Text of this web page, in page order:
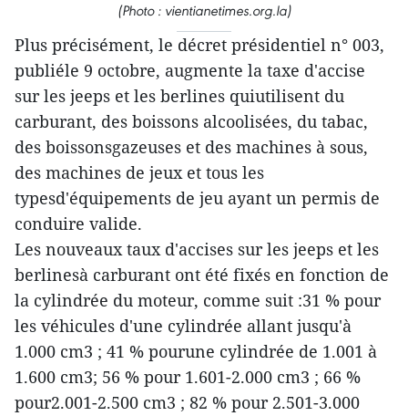
(Photo : vientianetimes.org.la)
Plus précisément, le décret présidentiel n° 003,
publiéle 9 octobre, augmente la taxe d'accise
sur les jeeps et les berlines quiutilisent du
carburant, des boissons alcoolisées, du tabac,
des boissonsgazeuses et des machines à sous,
des machines de jeux et tous les
typesd'équipements de jeu ayant un permis de
conduire valide.
Les nouveaux taux d'accises sur les jeeps et les
berlinesà carburant ont été fixés en fonction de
la cylindrée du moteur, comme suit :31 % pour
les véhicules d'une cylindrée allant jusqu'à
1.000 cm3 ; 41 % pourune cylindrée de 1.001 à
1.600 cm3; 56 % pour 1.601-2.000 cm3 ; 66 %
pour2.001-2.500 cm3 ; 82 % pour 2.501-3.000